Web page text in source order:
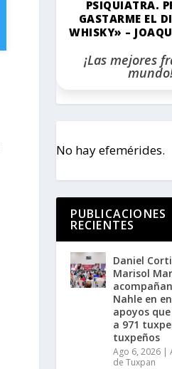
PSIQUIATRA.
GASTARME EL
WHISKY» –
¡Las mejores
No hay efemérides.
PUBLICACIONES
RECIENTES
Daniel
Marisol
Nahle en
apoyos
a 971
tuxpeños
Ago 6, 2026|
de Tuxpan